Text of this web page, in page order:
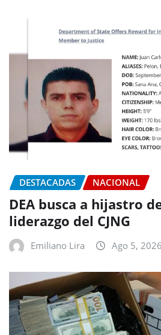
DESTACADAS NACIONAL
DEA busca a hijastro
liderazgo del CJNG
Emiliano Lira Ago 5, 2026